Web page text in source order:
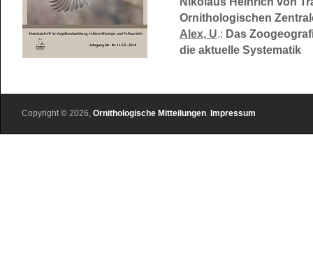
Ornithologischen
Alex, U.: Das
die aktuelle Systematik
Copyright © 2026, Ornithologische Mitteilungen Impressum